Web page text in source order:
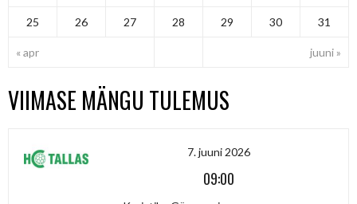
« apr juuni »
25 26 27 28 29 30 31
VIIMASE MÄNGU TULEMUS
7. juuni 2026
09:00